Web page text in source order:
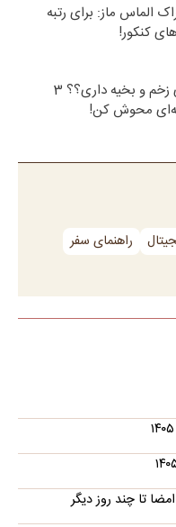
الماس ماز: برای رتبه
کنکور!
جای زخم و بخیه داری؟؟ 3
محوش کن!
راهنمای سفر